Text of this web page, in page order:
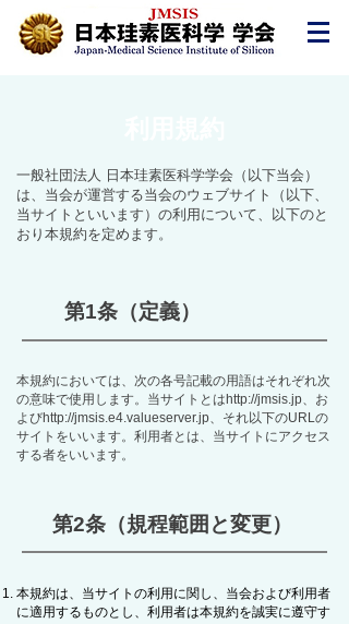
一般社団法人 日本珪素医科学学会（以下当会）
は、当会が運営する当会のウェブサイト（以下、
当サイトといいます）の利用について、以下のと
おり本規約を定めます。
第1条（定義）
本規約においては、次の各号記載の用語はそれぞれ次
の意味で使用します。当サイトとは http://jmsis.jp、お
よびhttp://jmsis.e4.valueserver.jp、それ以下のURLの
サイトをいいます。利用者とは、当サイトにアクセス
する者をいいます。
第2条（規程範囲と変更）
本規約は、当サイトの利用に関し、当会および利用者
に適用するものとし、利用者は本規約を誠実に遵守す